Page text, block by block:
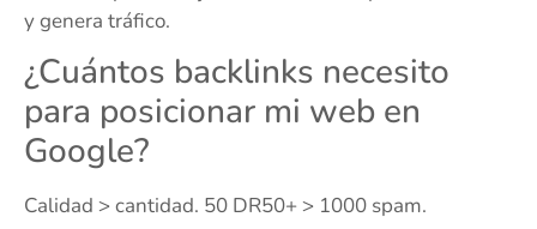
y genera tráfico.
¿Cuántos backlinks necesito
para posicionar mi web en
Google?
Calidad > cantidad. 50 DR50+ > 1000 spam.